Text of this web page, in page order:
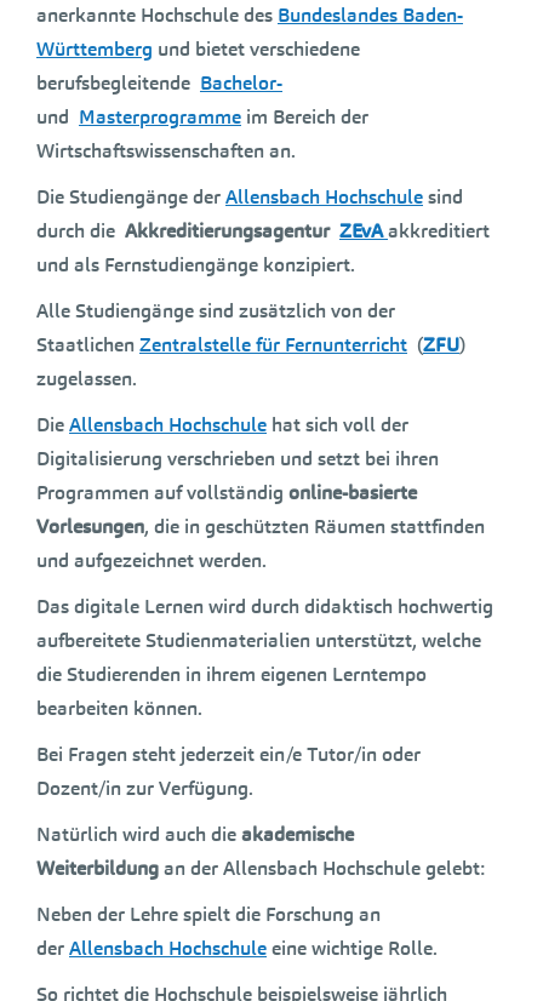
anerkannte Hochschule des Bundeslandes Baden-
Württemberg und bietet verschiedene
berufsbegleitende Bachelor-
und Masterprogramme im Bereich der
Wirtschaftswissenschaften an.
Die Studiengänge derAllensbach Hochschulesind
durch die Akkreditierungsagentur ZEvAakkreditiert
und als Fernstudiengänge konzipiert.
Alle Studiengänge sind zusätzlich von der
Staatlichen Zentralstelle für Fernunterricht (ZFU)
zugelassen.
DieAllensbach Hochschule hat sich voll der
Digitalisierung verschrieben und setzt bei ihren
Programmen auf vollständig online-basierte
Vorlesungen, die in geschützten Räumen stattfinden
und aufgezeichnet werden.
Das digitale Lernen wird durch didaktisch hochwertig
aufbereitete Studienmaterialien unterstützt, welche
die Studierenden in ihrem eigenen Lerntempo
bearbeiten können.
Bei Fragen steht jederzeit ein/e Tutor/in oder
Dozent/in zur Verfügung.
Natürlich wird auch dieakademische
Weiterbildungan der Allensbach Hochschule gelebt:
Neben der Lehre spielt die Forschung an
derAllensbach Hochschuleeine wichtige Rolle.
So richtet die Hochschule beispielsweise jährlich